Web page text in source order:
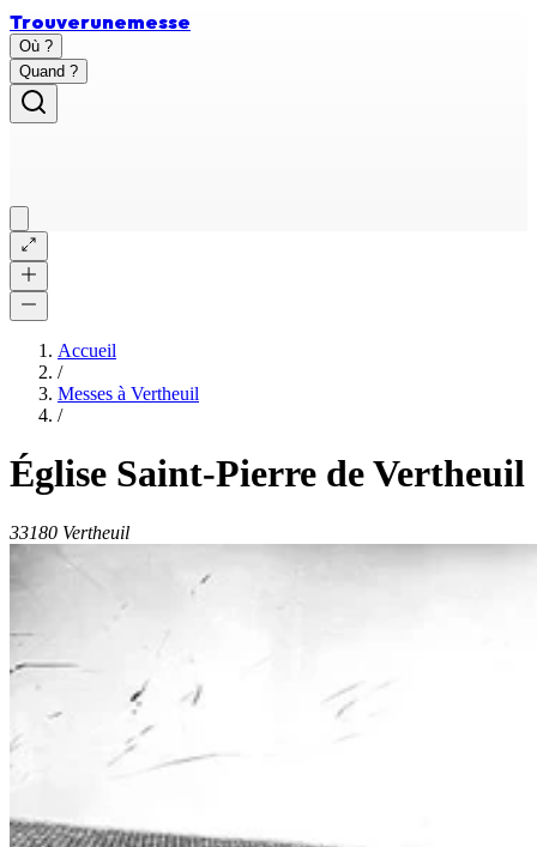
Trouverunemesse
Où ?
Quand ?
Accueil
/
Messes à Vertheuil
/
Église Saint-Pierre de Vertheuil
33180 Vertheuil